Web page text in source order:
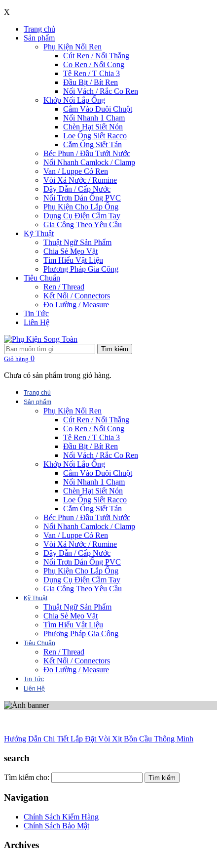
X
Trang chủ
Sản phẩm
Phụ Kiện Nối Ren
Cút Ren / Nối Thẳng
Co Ren / Nối Cong
Tê Ren / T Chia 3
Đầu Bịt / Bít Ren
Nối Vách / Rắc Co Ren
Khớp Nối Lắp Ống
Cắm Vào Đuôi Chuột
Nối Nhanh 1 Chạm
Chèn Hạt Siết Nón
Loe Ống Siết Racco
Cắm Ống Siết Tán
Béc Phun / Đầu Tưới Nước
Nối Nhanh Camlock / Clamp
Van / Luppe Có Ren
Vòi Xả Nước / Rumine
Dây Dẫn / Cấp Nước
Nối Trơn Dán Ống PVC
Phụ Kiện Cho Lắp Ống
Dụng Cụ Điện Cầm Tay
Gia Công Theo Yêu Cầu
Kỹ Thuật
Thuật Ngữ Sản Phẩm
Chia Sẻ Mẹo Vặt
Tìm Hiểu Vật Liệu
Phương Pháp Gia Công
Tiêu Chuẩn
Ren / Thread
Kết Nối / Connectors
Đo Lường / Measure
Tin Tức
Liên Hệ
Tìm kiếm
Giỏ hàng 0
Chưa có sản phẩm trong giỏ hàng.
Trang chủ
Sản phẩm
Phụ Kiện Nối Ren
Cút Ren / Nối Thẳng
Co Ren / Nối Cong
Tê Ren / T Chia 3
Đầu Bịt / Bít Ren
Nối Vách / Rắc Co Ren
Khớp Nối Lắp Ống
Cắm Vào Đuôi Chuột
Nối Nhanh 1 Chạm
Chèn Hạt Siết Nón
Loe Ống Siết Racco
Cắm Ống Siết Tán
Béc Phun / Đầu Tưới Nước
Nối Nhanh Camlock / Clamp
Van / Luppe Có Ren
Vòi Xả Nước / Rumine
Dây Dẫn / Cấp Nước
Nối Trơn Dán Ống PVC
Phụ Kiện Cho Lắp Ống
Dụng Cụ Điện Cầm Tay
Gia Công Theo Yêu Cầu
Kỹ Thuật
Thuật Ngữ Sản Phẩm
Chia Sẻ Mẹo Vặt
Tìm Hiểu Vật Liệu
Phương Pháp Gia Công
Tiêu Chuẩn
Ren / Thread
Kết Nối / Connectors
Đo Lường / Measure
Tin Tức
Liên Hệ
Hướng Dẫn Chi Tiết Lắp Đặt Vòi Xịt Bồn Cầu Thông Minh
search
Tìm kiếm cho:
Navigation
Chính Sách Kiểm Hàng
Chính Sách Bảo Mật
Archives